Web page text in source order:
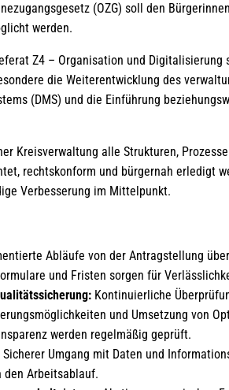
(OZG) soll den
werden.
Z4 – Organisation und
die Weiterentwicklung des
(DMS) und die Einführung
Kreisverwaltung alle Strukturen,
rechtskonform und bürgernah erledigt
Verbesserung im Mittelpunkt.
Abläufe von der Antragstellung
und Fristen sorgen für
Kontinuierliche
und Umsetzung von
werden regelmäßig geprüft.
Sicherer Umgang mit Daten und
Arbeitsablauf.